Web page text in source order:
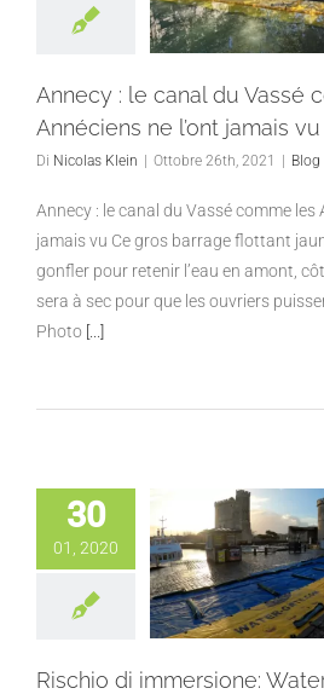
comme les Annéciens ne
Annecy : le canal du Vassé
Annéciens ne l’ont jamais vu
Di Nicolas Klein | Ottobre 26th, 2021 | Blog
Annecy : le canal du Vassé comme les
jamais vu Ce gros barrage flottant
gonfler pour retenir l’eau en amont,
sera à sec pour que les ouvriers
Photo [...]
30
01, 2020
Rischio di immersione:
Water-Gate© selezionato
dalla città di La Rochelle
Rischio di immersione: